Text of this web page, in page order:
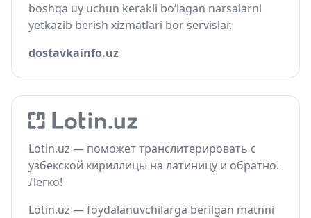
boshqa uy uchun kerakli bo‘lagan narsalarni
yetkazib berish xizmatlari bor servislar.
dostavkainfo.uz
Lotin.uz — поможет транслитерировать с
узбекской кириллицы на латиницу и обратно.
Легко!
Lotin.uz — foydalanuvchilarga berilgan matnni